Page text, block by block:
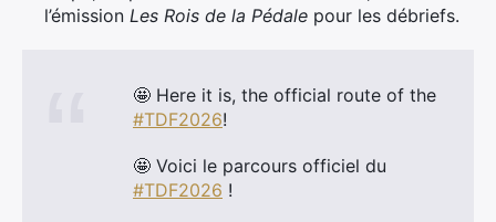
l’émission Les Rois de la Pédale pour les débriefs.
🤩 Here it is, the official route of the
#TDF2026!
🤩 Voici le parcours officiel du
#TDF2026 !